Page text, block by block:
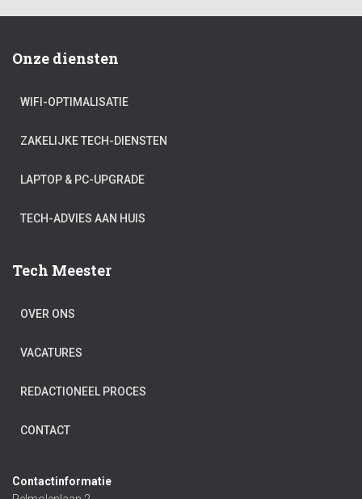
Onze diensten
WIFI-OPTIMALISATIE
ZAKELIJKE TECH-DIENSTEN
LAPTOP & PC-UPGRADE
TECH-ADVIES AAN HUIS
Tech Meester
OVER ONS
VACATURES
REDACTIONEEL PROCES
CONTACT
Contactinformatie